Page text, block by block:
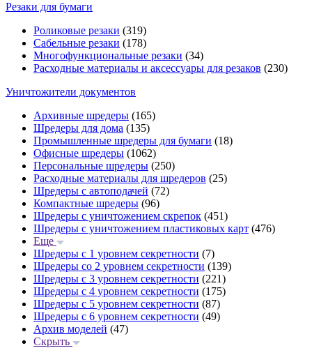
Резаки для бумаги
Роликовые резаки (319)
Сабельные резаки (178)
Многофункциональные резаки (34)
Расходные материалы и аксессуары для резаков (230)
Уничтожители документов
Архивные шредеры (165)
Шредеры для дома (135)
Промышленные шредеры для бумаги (18)
Офисные шредеры (1062)
Персональные шредеры (250)
Расходные материалы для шредеров (25)
Шредеры с автоподачей (72)
Компактные шредеры (96)
Шредеры с уничтожением скрепок (451)
Шредеры с уничтожением пластиковых карт (476)
Еще
Шредеры с 1 уровнем секретности (7)
Шредеры со 2 уровнем секретности (139)
Шредеры с 3 уровнем секретности (221)
Шредеры с 4 уровнем секретности (175)
Шредеры с 5 уровнем секретности (87)
Шредеры с 6 уровнем секретности (49)
Архив моделей (47)
Скрыть